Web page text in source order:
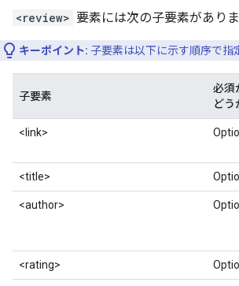
<review> 要素には次の子要素がありま
キーポイント: 子要素は以下に示す順序で指
子要素
必須
どう
<link>
<title>
<author>
<rating>